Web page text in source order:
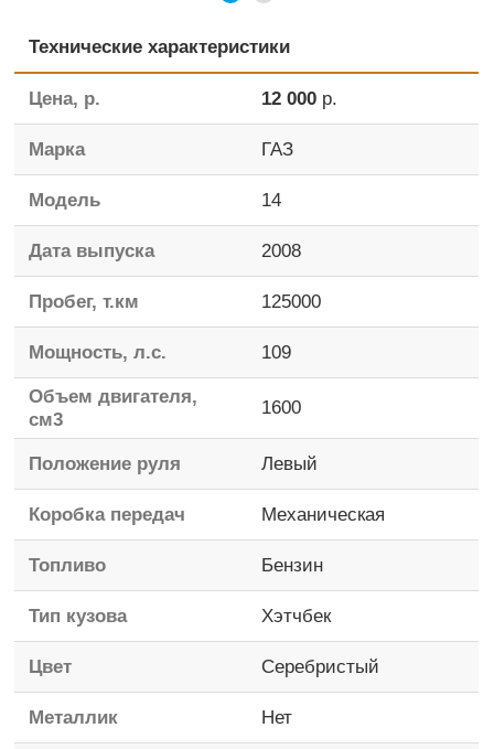
Технические характеристики
Цена, р. 12 000 р.
Марка ГАЗ
Модель 14
Дата выпуска 2008
Пробег, т.км 125000
Мощность, л.с.
109
Объем двигателя,
см3
1600
Положение руля Левый
Коробка передач Механическая
Топливо Бензин
Тип кузова Хэтчбек
Цвет Серебристый
Металлик Нет